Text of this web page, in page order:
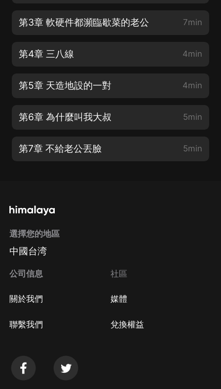
第3章 軟硬件都瀕臨歇菜的老公 7min
第4章 三八線 4min
第5章 天造地設的一對 4min
第6章 為什麼叫我大叔 5min
第7章 不給老公丟臉 5min
選擇您的地區
中國台湾
公司信息
關於我們
聯繫我們
社區
媒體
兌換權益